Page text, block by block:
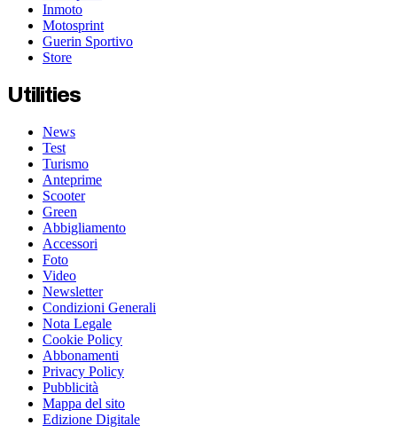
Inmoto
Motosprint
Guerin Sportivo
Store
Utilities
News
Test
Turismo
Anteprime
Scooter
Green
Abbigliamento
Accessori
Foto
Video
Newsletter
Condizioni Generali
Nota Legale
Cookie Policy
Abbonamenti
Privacy Policy
Pubblicità
Mappa del sito
Edizione Digitale